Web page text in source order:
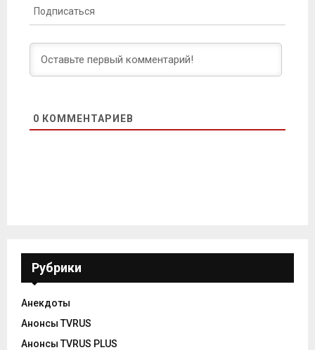
Подписаться
0 КОММЕНТАРИЕВ
Рубрики
Анекдоты
Анонсы TVRUS
Анонсы TVRUS PLUS